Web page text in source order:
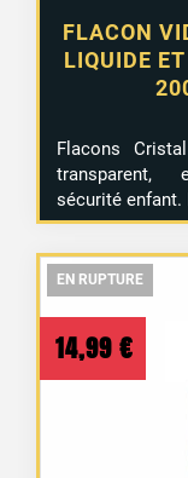
FLACON
LIQUIDE
Flacons
transparent,
sécurité enfant.
EN RUPTURE
EN RUPTURE
14,99 €
EN RUPTURE